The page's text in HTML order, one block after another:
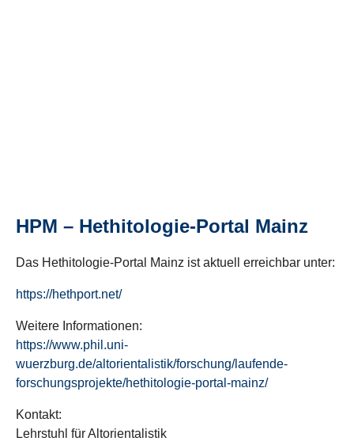
HPM – Hethitologie-Portal Mainz
Das Hethitologie-Portal Mainz ist aktuell erreichbar unter:
https://hethport.net/
Weitere Informationen:
https://www.phil.uni-
wuerzburg.de/altorientalistik/forschung/laufende-
forschungsprojekte/hethitologie-portal-mainz/
Kontakt:
Lehrstuhl für Altorientalistik